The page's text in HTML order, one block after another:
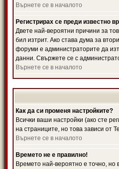
Върнете се в началото
Регистрирах се преди известно
Двете най-вероятни причини за
бил изтрит. Ако става дума за
форуми е администраторите да
данни. Свържете се с
Върнете се в началото
Как да си променя настройките?
Всички ваши настройки (ако сте
на страниците, но това зависи от
Върнете се в началото
Времето не е правилно!
Времето най-вероятно е точно, но